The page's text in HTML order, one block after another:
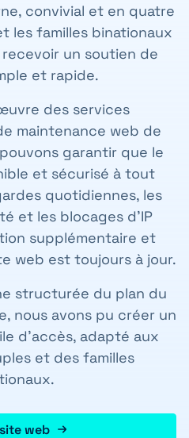
convivial et en quatre
les familles binationaux
un soutien de
et rapide.
des services
maintenance web de
garantir que le
et sécurisé à tout
quotidiennes, les
et les blocages d’IP
supplémentaire et
web est toujours à jour.
structurée du plan du
nous avons pu créer un
d’accès, adapté aux
et des familles
web